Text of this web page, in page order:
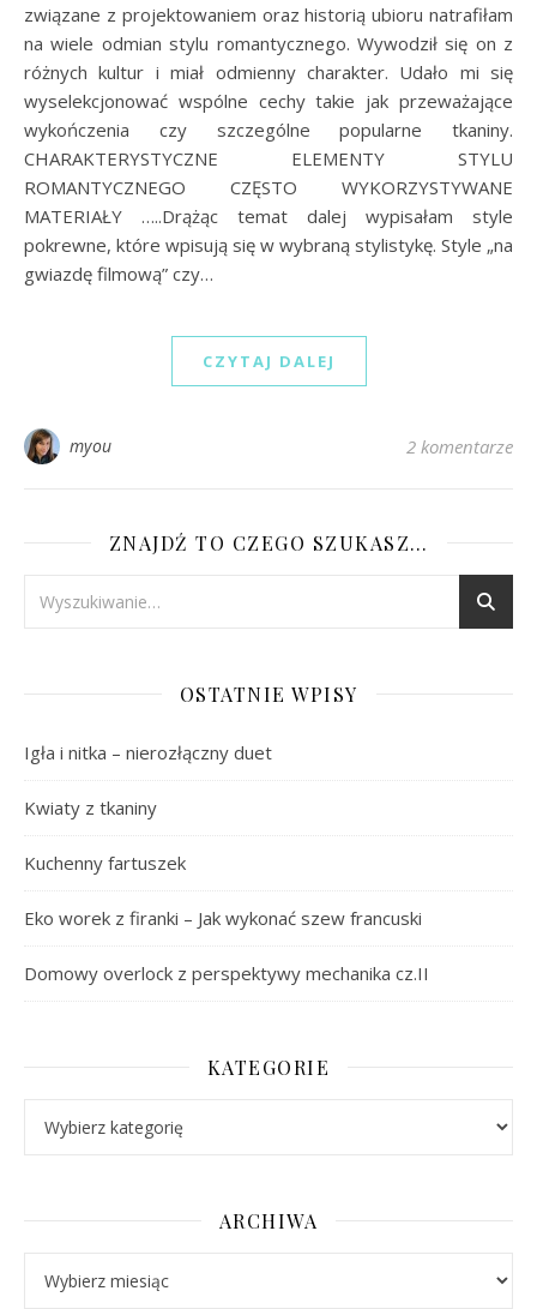
związane z projektowaniem oraz historią ubioru natrafiłam
na wiele odmian stylu romantycznego. Wywodził się on z
różnych kultur i miał odmienny charakter. Udało mi się
wyselekcjonować wspólne cechy takie jak przeważające
wykończenia czy szczególne popularne tkaniny.
CHARAKTERYSTYCZNE ELEMENTY STYLU
ROMANTYCZNEGO CZĘSTO WYKORZYSTYWANE
MATERIAŁY …..Drążąc temat dalej wypisałam style
pokrewne, które wpisują się w wybraną stylistykę. Style „na
gwiazdę filmową” czy…
CZYTAJ DALEJ
myou 2 komentarze
ZNAJDŹ TO CZEGO SZUKASZ…
OSTATNIE WPISY
Igła i nitka – nierozłączny duet
Kwiaty z tkaniny
Kuchenny fartuszek
Eko worek z firanki – Jak wykonać szew francuski
Domowy overlock z perspektywy mechanika cz.II
KATEGORIE
ARCHIWA